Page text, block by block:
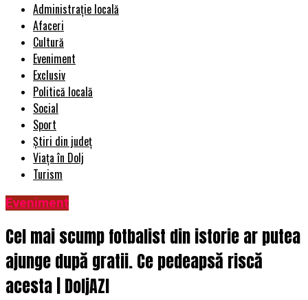
Administrație locală
Afaceri
Cultură
Eveniment
Exclusiv
Politică locală
Social
Sport
Știri din județ
Viața în Dolj
Turism
Eveniment
Cel mai scump fotbalist din istorie ar putea
ajunge după gratii. Ce pedeapsă riscă
acesta | DoljAZI